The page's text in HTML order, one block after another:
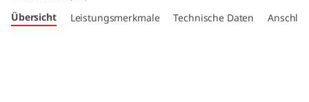
dÜbersicht Leistungsmerkmale Technische Daten